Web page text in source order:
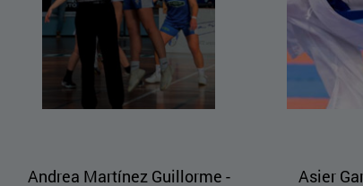
Asier García Luquin -
Clara López -